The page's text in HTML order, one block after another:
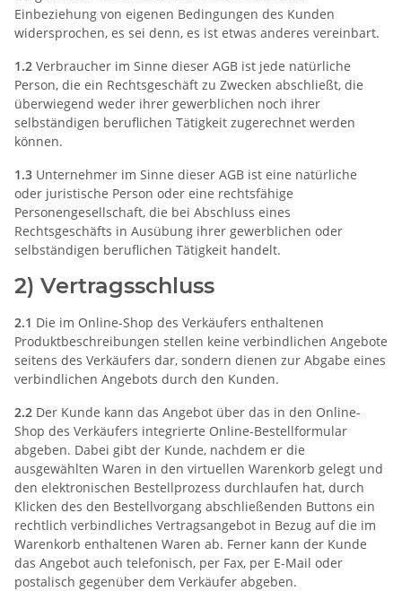
Einbeziehung von eigenen Bedingungen des Kunden
widersprochen, es sei denn, es ist etwas anderes vereinbart.
1.2 Verbraucher im Sinne dieser AGB ist jede natürliche
Person, die ein Rechtsgeschäft zu Zwecken abschließt, die
überwiegend weder ihrer gewerblichen noch ihrer
selbständigen beruflichen Tätigkeit zugerechnet werden
können.
1.3 Unternehmer im Sinne dieser AGB ist eine natürliche
oder juristische Person oder eine rechtsfähige
Personengesellschaft, die bei Abschluss eines
Rechtsgeschäfts in Ausübung ihrer gewerblichen oder
selbständigen beruflichen Tätigkeit handelt.
2) Vertragsschluss
2.1 Die im Online-Shop des Verkäufers enthaltenen
Produktbeschreibungen stellen keine verbindlichen Angebote
seitens des Verkäufers dar, sondern dienen zur Abgabe eines
verbindlichen Angebots durch den Kunden.
2.2 Der Kunde kann das Angebot über das in den Online-
Shop des Verkäufers integrierte Online-Bestellformular
abgeben. Dabei gibt der Kunde, nachdem er die
ausgewählten Waren in den virtuellen Warenkorb gelegt und
den elektronischen Bestellprozess durchlaufen hat, durch
Klicken des den Bestellvorgang abschließenden Buttons ein
rechtlich verbindliches Vertragsangebot in Bezug auf die im
Warenkorb enthaltenen Waren ab. Ferner kann der Kunde
das Angebot auch telefonisch, per Fax, per E-Mail oder
postalisch gegenüber dem Verkäufer abgeben.